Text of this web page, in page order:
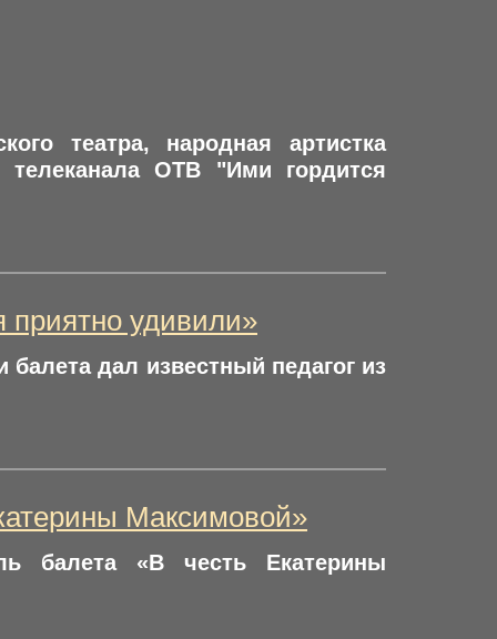
театра, народная артистка
телеканала ОТВ "Ими гордится
удивили»
дал известный педагог из
Максимовой»
балета «В честь Екатерины